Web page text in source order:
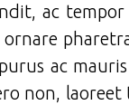
ac
ac
non,